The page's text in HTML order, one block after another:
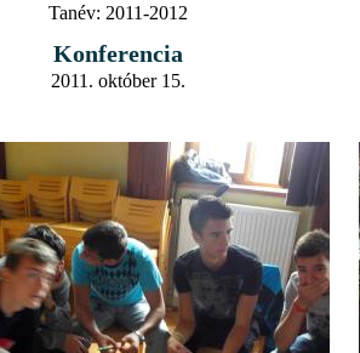
Tanév: 2011-2012
Konferencia
2011. október 15.